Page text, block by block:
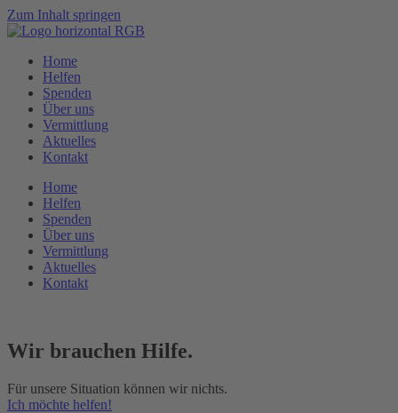
Zum Inhalt springen
Home
Helfen
Spenden
Über uns
Vermittlung
Aktuelles
Kontakt
Home
Helfen
Spenden
Über uns
Vermittlung
Aktuelles
Kontakt
Wir brauchen Hilfe.
Für unsere Situation können wir nichts.
Ich möchte helfen!